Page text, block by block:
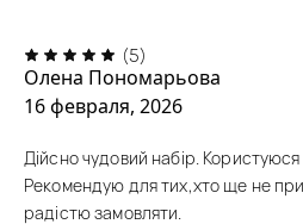
(5)
Олена Пономарьова
16 февраля, 2026
Дійсно чудовий набір.
Рекомендую для тих,хто ще не
радістю замовляти.